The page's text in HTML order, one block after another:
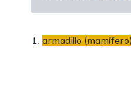
armadillo